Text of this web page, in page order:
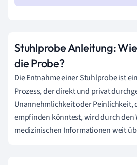
Stuhlprobe Anleitung:
die Probe?
Die Entnahme einer Stuhlprobe ist
Prozess, der direkt und privat
Unannehmlichkeit oder Peinlichkeit,
empfinden könntest, wird durch den
medizinischen Informationen weit